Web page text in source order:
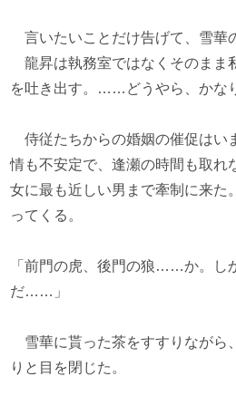
言いたいことだけ告げて、雪華
龍昇は執務室ではなくそのまま
を吐き出す。……どうやら、かな
侍従たちからの婚姻の催促はい
情も不安定で、逢瀬の時間も取れ
女に最も近しい男まで牽制に来た
ってくる。
「前門の虎、後門の狼……か。し
だ……」
雪華に貰った茶をすすりながら
りと目を閉じた。